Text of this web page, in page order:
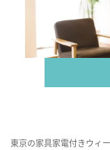
東京の家具家電付きウィ